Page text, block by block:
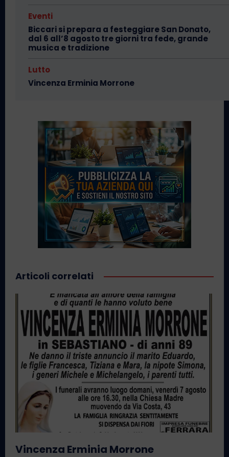
Eventi
Biccari si prepara a festeggiare San Donato,
dal 6 all’8 agosto tre giorni tra fede, grande
musica e tradizione
Lutto
Vincenza Erminia Morrone
Articoli correlati
Vincenza Erminia Morrone